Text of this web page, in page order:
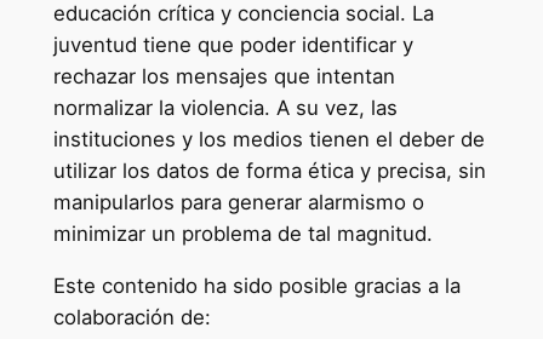
educación crítica y conciencia social. La
juventud tiene que poder identificar y
rechazar los mensajes que intentan
normalizar la violencia. A su vez, las
instituciones y los medios tienen el deber de
utilizar los datos de forma ética y precisa, sin
manipularlos para generar alarmismo o
minimizar un problema de tal magnitud.
Este contenido ha sido posible gracias a la
colaboración de: